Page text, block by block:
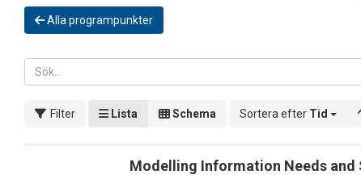
Alla programpunkter
Filter Lista Schema Sortera efter Tid
Modelling Information Needs and